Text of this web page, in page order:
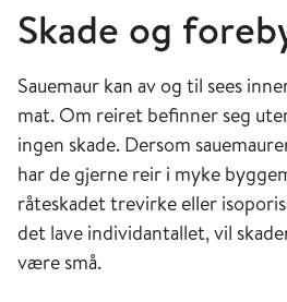
Skade og
Sauemaur kan av og til sees
mat. Om reiret befinner seg
ingen skade. Dersom
har de gjerne reir i myke
råteskadet trevirke eller
det lave individantallet, vil
være små.